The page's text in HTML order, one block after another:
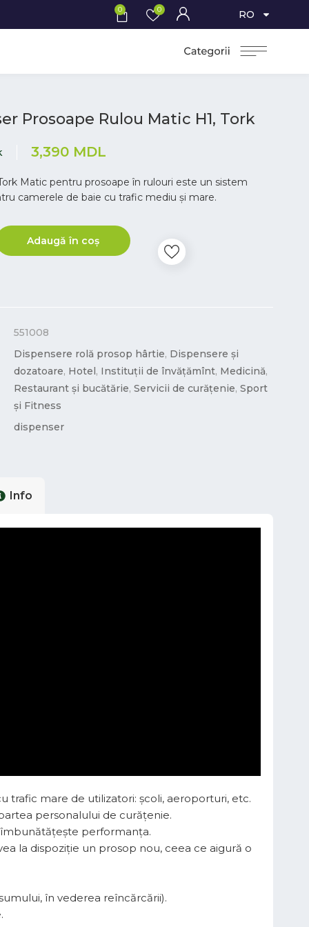
0 0 RO
Prosoape Rulou Matic H1, Tork
3,390 MDL
Matic pentru prosoape în rulouri este un sistem
camerele de baie cu trafic mediu și mare.
Adaugă în coș
551008
Dispensere rolă prosop hârtie, Dispensere și
dozatoare, Hotel, Instituții de învățămînt, Medicină,
Restaurant și bucătărie,Servicii de curățenie,Sport
și Fitness
dispenser
Info
trafic mare de utilizatori: școli, aeroporturi, etc.
personalului de curățenie.
îmbunătățește performanța.
la dispoziție un prosop nou, ceea ce aigură o
în vederea reîncărcării).